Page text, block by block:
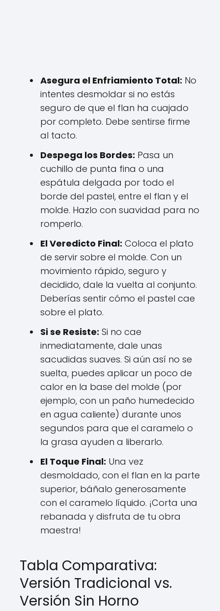
Asegura el Enfriamiento Total: No
intentes desmoldar si no estás
seguro de que el flan ha cuajado
por completo. Debe sentirse firme
al tacto.
Despega los Bordes: Pasa un
cuchillo de punta fina o una
espátula delgada por todo el
borde del pastel, entre el flan y el
molde. Hazlo con suavidad para no
romperlo.
El Veredicto Final: Coloca el plato
de servir sobre el molde. Con un
movimiento rápido, seguro y
decidido, dale la vuelta al conjunto.
Deberías sentir cómo el pastel cae
sobre el plato.
Si se Resiste: Si no cae
inmediatamente, dale unas
sacudidas suaves. Si aún así no se
suelta, puedes aplicar un poco de
calor en la base del molde (por
ejemplo, con un paño humedecido
en agua caliente) durante unos
segundos para que el caramelo o
la grasa ayuden a liberarlo.
El Toque Final: Una vez
desmoldado, con el flan en la parte
superior, báñalo generosamente
con el caramelo líquido. ¡Corta una
rebanada y disfruta de tu obra
maestra!
Tabla Comparativa:
Versión Tradicional vs.
Versión Sin Horno